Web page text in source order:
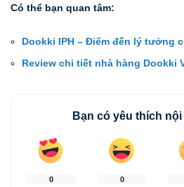
Có thể bạn quan tâm:
Dookki IPH – Điểm đến lý tưởng
Review chi tiết nhà hàng Dookki
Bạn có yêu thích
0 0